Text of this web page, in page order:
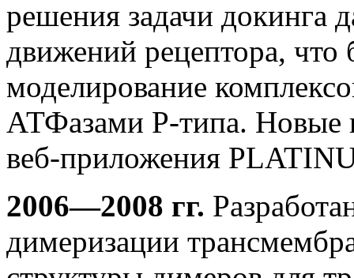
решения задачи докинга
движений рецептора, что
моделирование
АТФазами Р-типа. Новые
веб-приложения
2006—2008 гг.
димеризации